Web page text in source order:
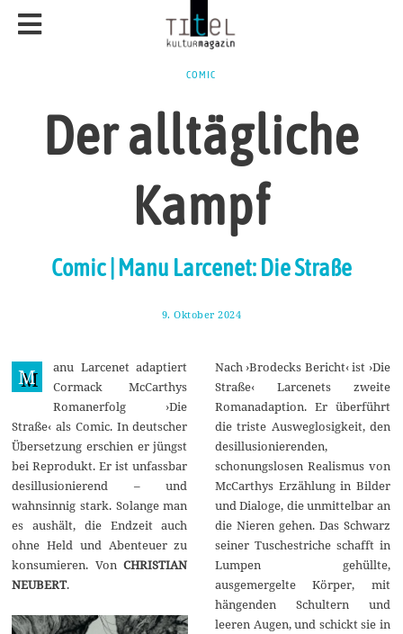
COMIC
Der alltägliche
Kampf
Comic | Manu Larcenet: Die Straße
9. Oktober 2024
k
t
o
b
e
r
2
0
4
M
anu Larcenet adaptiert
Cormack McCarthys
Romanerfolg ›Die
Straße‹ als Comic. In deutscher
Übersetzung erschien er jüngst
bei Reprodukt. Er ist unfassbar
desillusionierend – und
wahnsinnig stark. Solange man
es aushält, die Endzeit auch
ohne Held und Abenteuer zu
konsumieren. VonCHRISTIAN
NEUBERT.
Nach ›Brodecks Bericht‹ ist ›Die
Straße‹ Larcenets zweite
Romanadaption. Er überführt
die triste Ausweglosigkeit, den
desillusionierenden,
schonungslosen Realismus von
McCarthys Erzählung in Bilder
und Dialoge, die unmittelbar an
die Nieren gehen. Das Schwarz
seiner Tuschestriche schafft in
Lumpen gehüllte,
ausgemergelte Körper, mit
hängenden Schultern und
leeren Augen, und schickt sie in